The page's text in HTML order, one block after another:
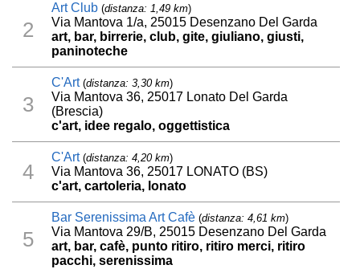
2
Art Club (distanza: 1,49 km)
Via Mantova 1/a, 25015 Desenzano Del Garda
art, bar, birrerie, club, gite, giuliano, giusti,
paninoteche
3
C'Art(distanza: 3,30 km)
Via Mantova 36, 25017 Lonato Del Garda
(Brescia)
c'art, idee regalo, oggettistica
4
C'Art(distanza: 4,20 km)
Via Mantova 36, 25017 LONATO (BS)
c'art, cartoleria, lonato
5
Bar Serenissima Art Cafè (distanza: 4,61 km)
Via Mantova 29/B, 25015 Desenzano Del Garda
art, bar, cafè, punto ritiro, ritiro merci, ritiro
pacchi, serenissima